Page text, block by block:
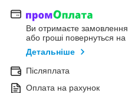
Ви отримаєте замовлення
або гроші повернуться на
Детальніше
Післяплата
Оплата на рахунок